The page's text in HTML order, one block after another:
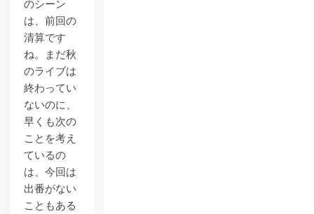
のシーン
は、前回の
清算です
ね。まだ秋
のライブは
終わってい
ないのに、
早くも次の
ことを考え
ているの
は、今回は
出番がない
こともある